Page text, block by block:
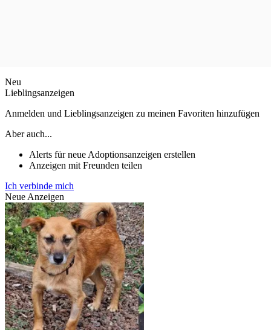
Neu
Lieblingsanzeigen
Anmelden und Lieblingsanzeigen zu meinen Favoriten hinzufügen
Aber auch...
Alerts für neue Adoptionsanzeigen erstellen
Anzeigen mit Freunden teilen
Ich verbinde mich
Neue Anzeigen